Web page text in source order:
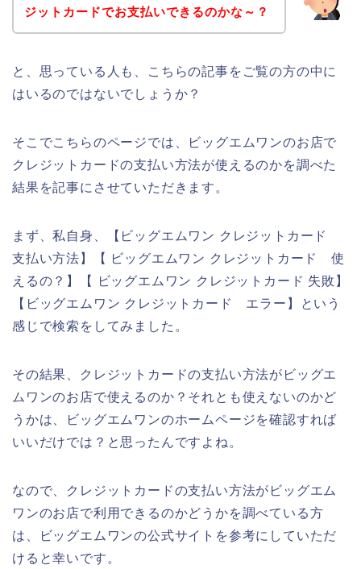
ジットカードでお支払いできるのかな～？
と、思っている人も、こちらの記事をご覧の方の中に
はいるのではないでしょうか？
そこでこちらのページでは、ビッグエムワンのお店で
クレジットカードの支払い方法が使えるのかを調べた
結果を記事にさせていただきます。
まず、私自身、【ビッグエムワン クレジットカード
支払い方法】【 ビッグエムワン クレジットカード 使
えるの？】【 ビッグエムワン クレジットカード 失敗】
【ビッグエムワン クレジットカード エラー】という
感じで検索をしてみました。
その結果、クレジットカードの支払い方法がビッグエ
ムワンのお店で使えるのか？それとも使えないのかど
うかは、ビッグエムワンのホームページを確認すれば
いいだけでは？と思ったんですよね。
なので、クレジットカードの支払い方法がビッグエム
ワンのお店で利用できるのかどうかを調べている方
は、ビッグエムワンの公式サイトを参考にしていただ
けると幸いです。